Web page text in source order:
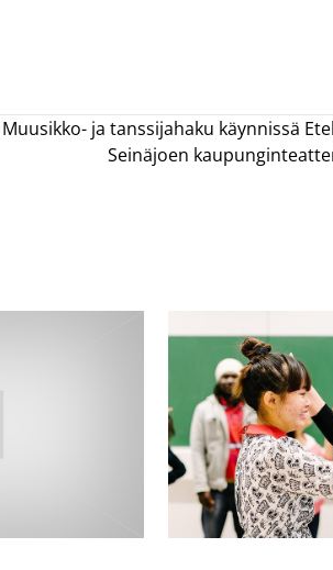
Muusikko- ja tanssijahaku käynnissä
Seinäjoen